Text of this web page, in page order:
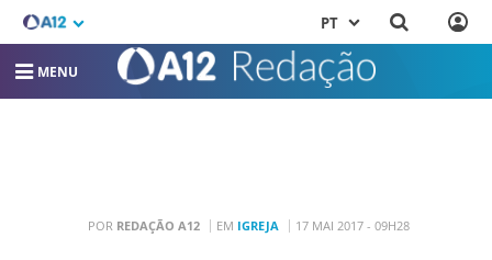
PT
MENU
POR REDAÇÃO A12 EM IGREJA 17 MAI 2017 - 09H28